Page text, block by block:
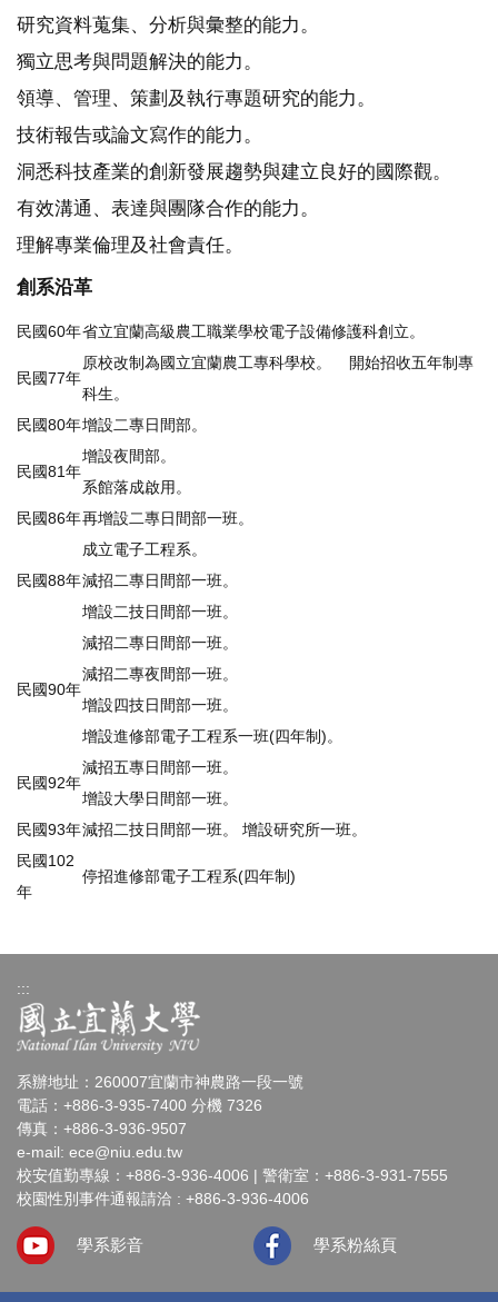
研究資料蒐集、分析與彙整的能力。
獨立思考與問題解決的能力。
領導、管理、策劃及執行專題研究的能力。
技術報告或論文寫作的能力。
洞悉科技產業的創新發展趨勢與建立良好的國際觀。
有效溝通、表達與團隊合作的能力。
理解專業倫理及社會責任。
創系沿革
民國60年省立宜蘭高級農工職業學校電子設備修護科創立。
民國77年
原校改制為國立宜蘭農工專科學校。 開始招收五年制專
科生。
民國80年增設二專日間部。
民國81年
增設夜間部。
系館落成啟用。
民國86年再增設二專日間部一班。
民國88年
成立電子工程系。
減招二專日間部一班。
增設二技日間部一班。
民國90年
減招二專日間部一班。
減招二專夜間部一班。
增設四技日間部一班。
增設進修部電子工程系一班(四年制)。
民國92年
減招五專日間部一班。
增設大學日間部一班。
民國93年減招二技日間部一班。 增設研究所一班。
民國102
年
停招進修部電子工程系(四年制)
:::
系辦地址：260007宜蘭市神農路一段一號
電話：+886-3-935-7400 分機 7326
傳真：+886-3-936-9507
e-mail: ece@niu.edu.tw
校安值勤專線：+886-3-936-4006 | 警衛室：+886-3-931-7555
校園性別事件通報請洽 : +886-3-936-4006
學系影音 學系粉絲頁